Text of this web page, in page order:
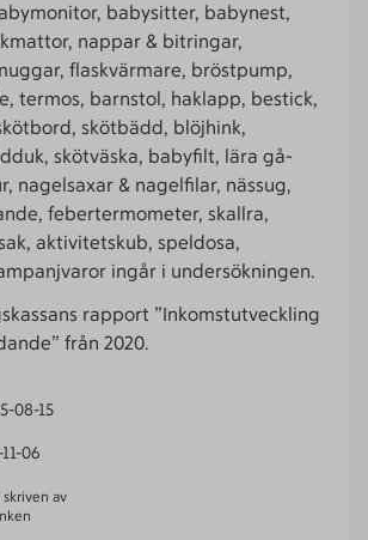
babysitter, babynest,
nappar & bitringar,
flaskvärmare, bröstpump,
termos, barnstol, haklapp, bestick,
skötbädd, blöjhink,
skötväska, babyfilt, lära gå-
nagelsaxar & nagelfilar, nässug,
febertermometer, skallra,
aktivitetskub, speldosa,
ingår i undersökningen.
rapport ”Inkomstutveckling
från 2020.
08-15
06
av